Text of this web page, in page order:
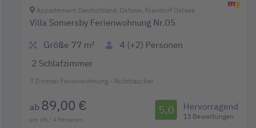
Appartement Deutschland, Ostsee, Niendorf Ostsee
Villa Somersby Ferienwohnung Nr.05
77 m²
Größe 4 (+2) Personen
2 Schlafzimmer
3 Zimmer Ferienwohnung - Nichtraucher
ab 89,00 €
pro ÜN / 4 Personen
Hervorragend
5,0 13 Bewertungen